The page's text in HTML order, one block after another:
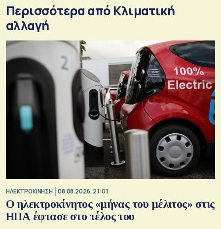
Περισσότερα από Κλιματική
αλλαγή
ΗΛΕΚΤΡΟΚΙΝΗΣΗ 08.08.2026, 21:01
Ο ηλεκτροκίνητος «μήνας του μέλιτος» στις
ΗΠΑ έφτασε στο τέλος του